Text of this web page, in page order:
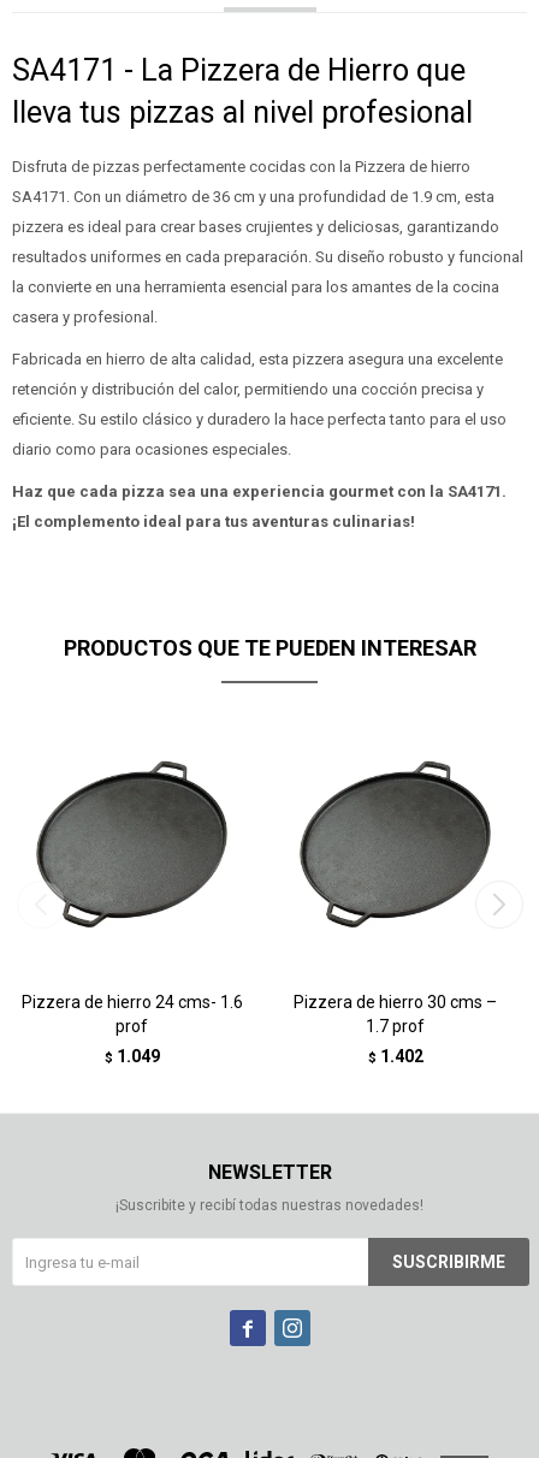
SA4171 - La Pizzera de Hierro que
lleva tus pizzas al nivel profesional
Disfruta de pizzas perfectamente cocidas con la Pizzera de hierro
SA4171. Con un diámetro de 36 cm y una profundidad de 1.9 cm, esta
pizzera es ideal para crear bases crujientes y deliciosas, garantizando
resultados uniformes en cada preparación. Su diseño robusto y funcional
la convierte en una herramienta esencial para los amantes de la cocina
casera y profesional.
Fabricada en hierro de alta calidad, esta pizzera asegura una excelente
retención y distribución del calor, permitiendo una cocción precisa y
eficiente. Su estilo clásico y duradero la hace perfecta tanto para el uso
diario como para ocasiones especiales.
Haz que cada pizza sea una experiencia gourmet con la SA4171.
¡El complemento ideal para tus aventuras culinarias!
PRODUCTOS QUE TE PUEDEN INTERESAR
Pizzera de hierro 24 cms- 1.6
prof
$ 1.049
Pizzera de hierro 30 cms –
1.7 prof
$ 1.402
NEWSLETTER
¡Suscribite y recibí todas nuestras novedades!
SUSCRIBIRME
 